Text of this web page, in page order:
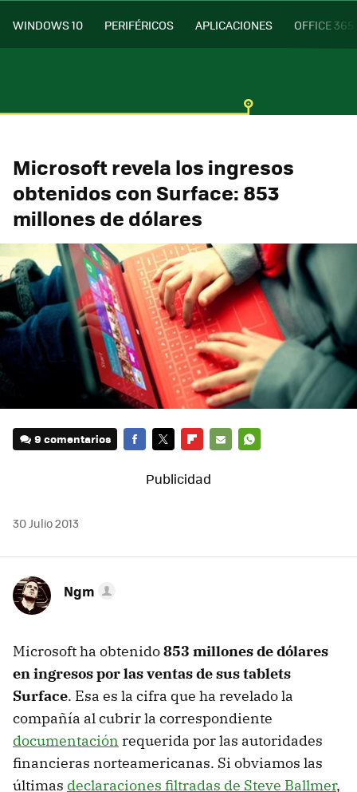
WINDOWS 10 PERIFÉRICOS APLICACIONES OFFICE 365
Microsoft revela los ingresos
obtenidos con Surface: 853
millones de dólares
9 comentarios
MAIL
30 Julio 2013
Ngm
Microsoft ha obtenido853 millones de dólares
en ingresos por las ventas de sus tablets
Surface. Esa es la cifra que ha revelado la
compañía al cubrir la correspondiente
documentación requerida por las autoridades
financieras norteamericanas. Si obviamos las
últimas declaraciones filtradas de Steve Ballmer,